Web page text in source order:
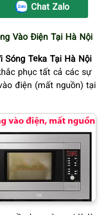
Chat Zalo
Vào Điện Tại Hà Nội
Sóng Teka Tại Hà Nội
phục tất cả các sự
điện (mất nguồn) tại